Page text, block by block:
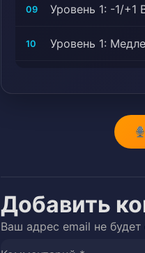
09 Уровень 1: -1/+1
10 Уровень 1:
Уровень 1:
Уровень 1:
15 Уровень 1: Куда
Уровень 1:
Добавить
Ваш адрес email не будет